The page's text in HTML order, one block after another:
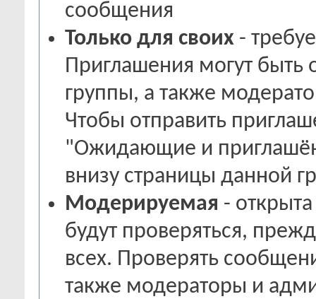
сообщения
Только для своих -
Приглашения могут быть
группы, а также
Чтобы отправить
"Ожидающие и
внизу страницы данной
Модерируемая -
будут проверяться,
всех. Проверять
также модераторы и